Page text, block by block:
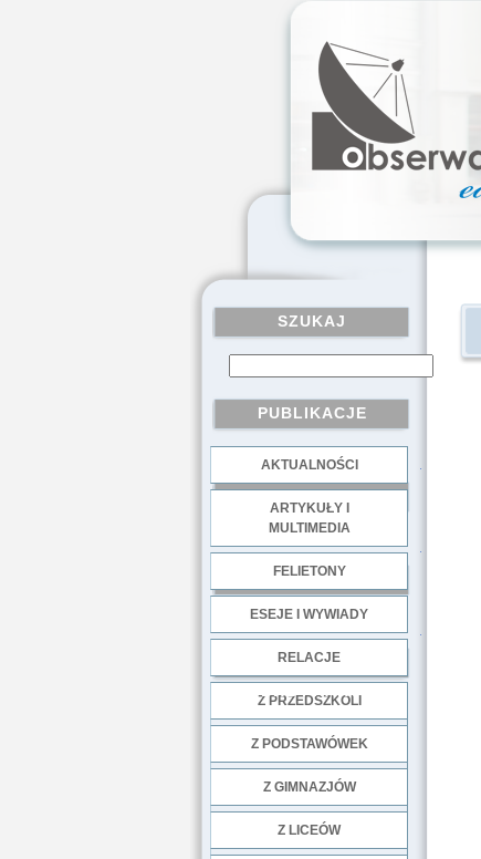
SZUKAJ
PUBLIKACJE
AKTUALNOŚCI
ARTYKUŁY I
MULTIMEDIA
FELIETONY
ESEJE I WYWIADY
RELACJE
Z PRZEDSZKOLI
Z PODSTAWÓWEK
Z GIMNAZJÓW
Z LICEÓW